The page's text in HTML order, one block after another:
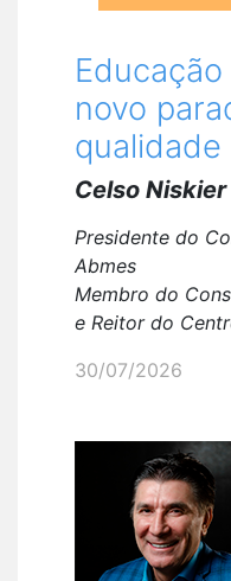
novo
qualidade
Celso Niskier
Presidente do
Abmes
Membro do
e Reitor do
30/07/2026